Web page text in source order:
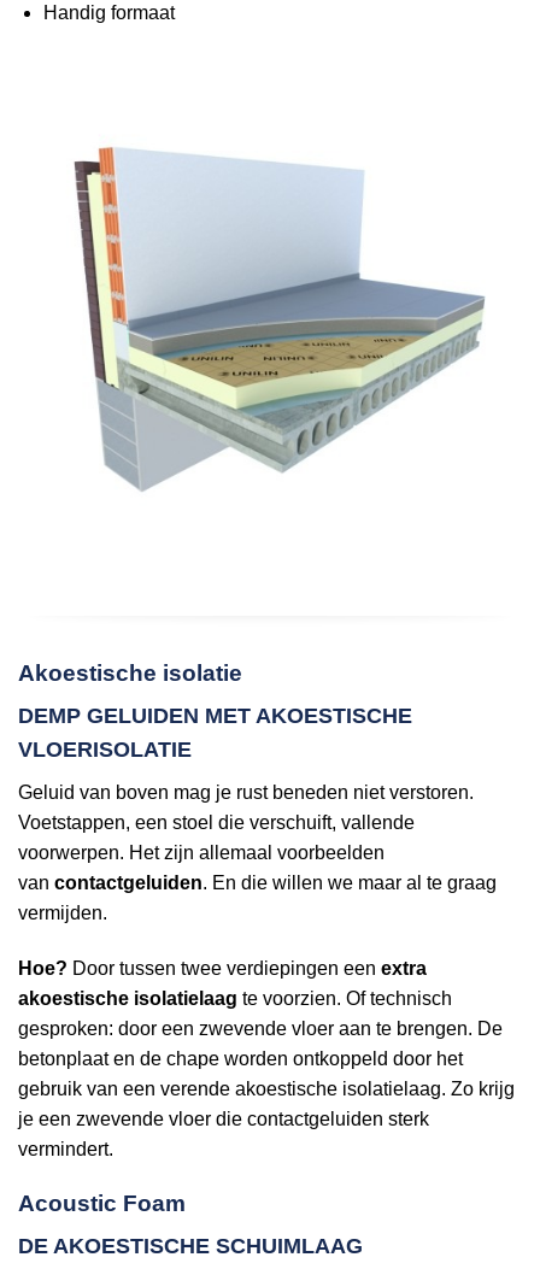
Handig formaat
Akoestische isolatie
DEMP GELUIDEN MET AKOESTISCHE
VLOERISOLATIE
Geluid van boven mag je rust beneden niet verstoren.
Voetstappen, een stoel die verschuift, vallende
voorwerpen. Het zijn allemaal voorbeelden
van contactgeluiden. En die willen we maar al te graag
vermijden.
Hoe? Door tussen twee verdiepingen een extra
akoestische isolatielaag te voorzien. Of technisch
gesproken: door een zwevende vloer aan te brengen. De
betonplaat en de chape worden ontkoppeld door het
gebruik van een verende akoestische isolatielaag. Zo krijg
je een zwevende vloer die contactgeluiden sterk
vermindert.
Acoustic Foam
DE AKOESTISCHE SCHUIMLAAG